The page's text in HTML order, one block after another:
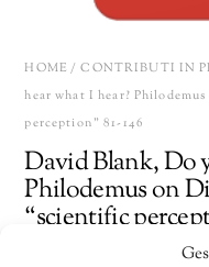
HOME /CONTRIBUTI IN
hear what I hear?
perception” 81-146
David Blank, Do
Philodemus on
“scientific